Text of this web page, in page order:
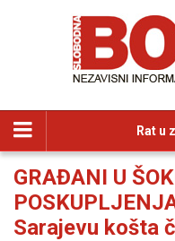
Rat u
GRAĐANI U
Sarajevu košta